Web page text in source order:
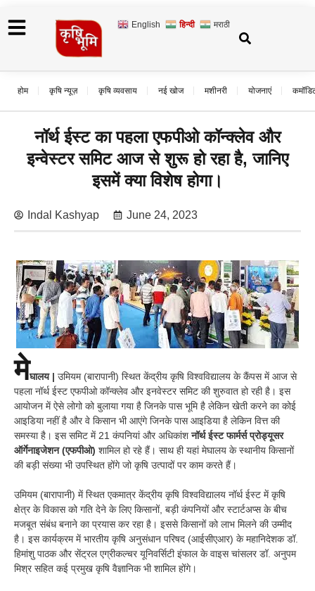
English हिन्दी मराठी
होम कृषि न्यूज़ कृषि व्यवसाय नई खोज मशीनरी योजनाएं
नॉर्थ ईस्ट का पहला एफपीओ कॉन्क्लेव और
इन्वेस्टर समिट आज से शुरू हो रहा है, जानिए
इसमें क्या विशेष होगा।
Indal Kashyap June 24, 2023
मेघालय | उमियम (बारापानी) स्थित केंद्रीय कृषि विश्वविद्यालय के कैंपस में आज से
पहला नॉर्थ ईस्ट एफपीओ कॉन्क्लेव और इनवेस्टर समिट की शुरुवात हो रही है। इस
आयोजन में ऐसे लोगो को बुलाया गया है जिनके पास भूमि है लेकिन खेती करने का कोई
आइडिया नहीं है और वे किसान भी आएंगे जिनके पास आइडिया है लेकिन वित्त की
समस्या है। इस समिट में 21 कंपनियां और अधिकांशनॉर्थ ईस्ट फार्मर्स प्रोड्यूसर
ऑर्गेनाइजेशन (एफपीओ) शामिल हो रहे हैं। साथ ही यहां मेघालय के स्थानीय किसानों
की बड़ी संख्या भी उपस्थित होंगे जो कृषि उत्पादों पर काम करते हैं।
उमियम (बारापानी) में स्थित एकमात्र केंद्रीय कृषि विश्वविद्यालय नॉर्थ ईस्ट में कृषि
क्षेत्र के विकास को गति देने के लिए किसानों, बड़ी कंपनियों और स्टार्टअप्स के बीच
मजबूत संबंध बनाने का प्रयास कर रहा है। इससे किसानों को लाभ मिलने की उम्मीद
है। इस कार्यक्रम में भारतीय कृषि अनुसंधान परिषद (आईसीएआर) के महानिदेशक डॉ.
हिमांशु पाठक और सेंट्रल एग्रीकल्चर यूनिवर्सिटी इंफाल के वाइस चांसलर डॉ. अनुपम
मिश्र सहित कई प्रमुख कृषि वैज्ञानिक भी शामिल होंगे।